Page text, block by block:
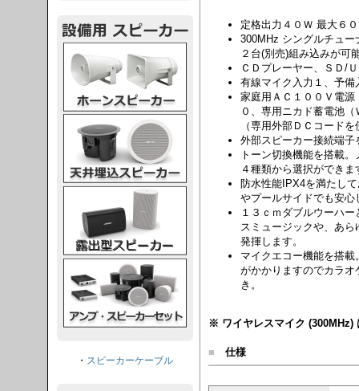
定格出力４０Ｗ 最大６
300MHz シングルチュ
２台(別売)組み込みが可
ＣＤプレーヤー、ＳＤ/
有線マイク入力１、予備
家庭用ＡＣ１００Ｖ電
０、専用ニカド蓄電池
（専用外部ＤＣコード
外部スピーカー接続端子
トーン切換機能を搭載
４種類から選択ができま
防水性能IPX4を満たし
やプールサイドでも安心
１３ｃｍダブルウーハ
スミュージックや、あ
発揮します。
マイクエコー機能を搭
がかかりますのでカラ
き。
※ ワイヤレスマイク (300MHz)
■ 仕様
・ スピーカーケーブル